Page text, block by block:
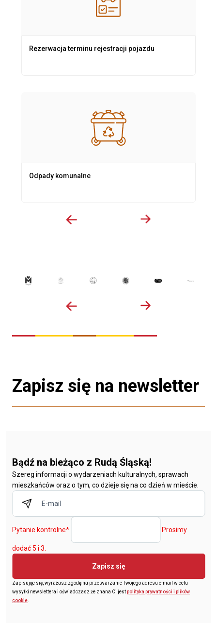
Rezerwacja terminu rejestracji pojazdu
Odpady komunalne
Zapisz się na newsletter
Bądź na bieżąco z Rudą Śląską!
Szereg informacji o wydarzeniach kulturalnych, sprawach
mieszkańców oraz o tym, co dzieje się na co dzień w mieście.
Pytanie kontrolne* Prosimy
dodać 5 i 3.
Zapisz się
Zapisując się, wyrażasz zgodę na przetwarzanie Twojego adresu e-mail w celu
wysyłki newslettera i oświadczasz że znana Ci jestpolityka prywatności i plików
cookie